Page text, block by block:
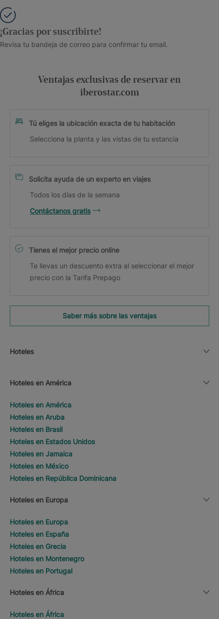
¡Gracias por suscribirte!
Revisa tu bandeja de correo para confirmar tu email.
Ventajas exclusivas de reservar en
iberostar.com
Tú eliges la ubicación exacta de tu habitación
Selecciona la planta y las vistas de tu estancia
Solicita ayuda de un experto en viajes
Todos los días de la semana
Contáctanos gratis
Tienes el mejor precio online
Te llevas un descuento extra al seleccionar el mejor
precio con la Tarifa Prepago
Saber más sobre las ventajas
Hoteles
Hoteles en América
Hoteles en América
Hoteles en Aruba
Hoteles en Brasil
Hoteles en Estados Unidos
Hoteles en Jamaica
Hoteles en México
Hoteles en República Dominicana
Hoteles en Europa
Hoteles en Europa
Hoteles en España
Hoteles en Grecia
Hoteles en Montenegro
Hoteles en Portugal
Hoteles en África
Hoteles en África